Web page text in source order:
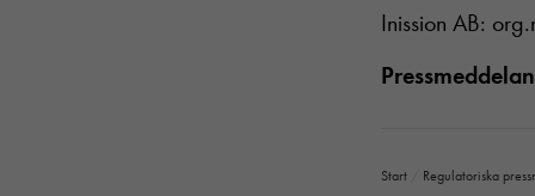
Inission AB:
Start Regulatoriska